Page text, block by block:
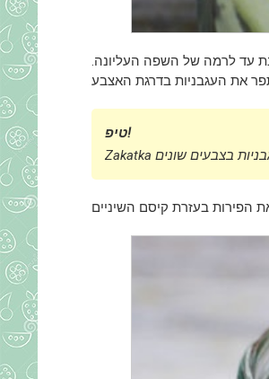
עד לרמה של השפה העליונה.
טיפ!